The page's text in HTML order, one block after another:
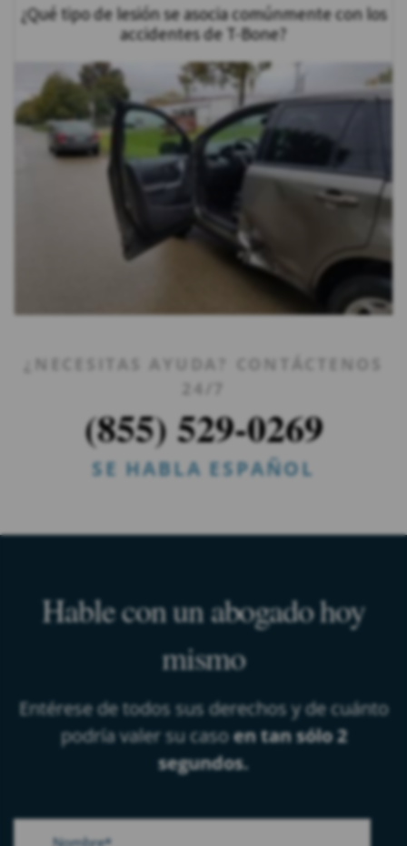
¿Qué tipo de lesión se asocia comúnmente con los
accidentes de T-Bone?
¿NECESITAS AYUDA? CONTÁCTENOS
24/7
(855) 529-0269
SE HABLA ESPAÑOL
Hable con un abogado hoy
mismo
Entérese de todos sus derechos y de cuánto
podría valer su casoen tan sólo 2
segundos.